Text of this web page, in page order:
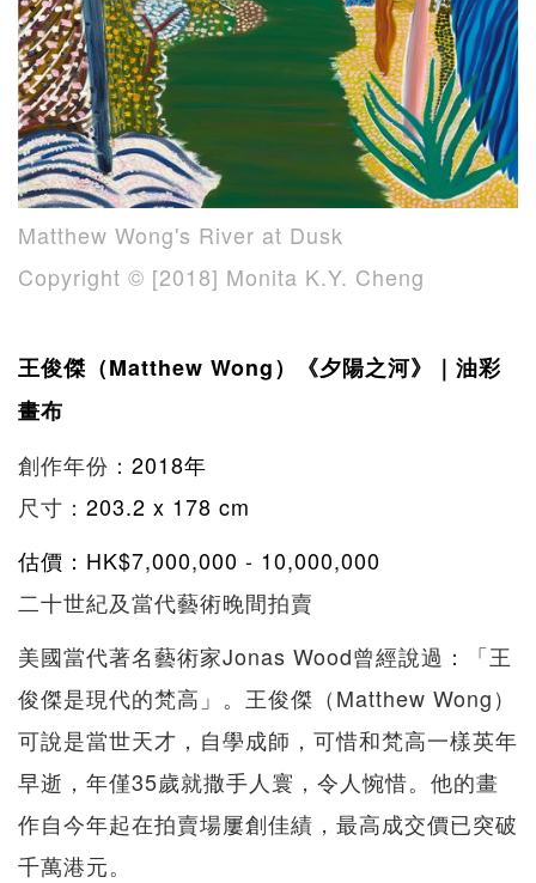
Matthew Wong's River at Dusk
Copyright ©️ [2018] Monita K.Y. Cheng
王俊傑（Matthew Wong）《夕陽之河》｜油彩
畫布
創作年份： 2018年
尺寸： 203.2 x 178 cm
估價：HK$7,000,000 - 10,000,000
二十世紀及當代藝術晚間拍賣
美國當代著名藝術家Jonas Wood曾經說過：「王
俊傑是現代的梵高」。王俊傑（Matthew Wong）
可說是當世天才，自學成師，可惜和梵高一樣英年
早逝，年僅35歲就撒手人寰，令人惋惜。他的畫
作自今年起在拍賣場屢創佳績，最高成交價已突破
千萬港元。